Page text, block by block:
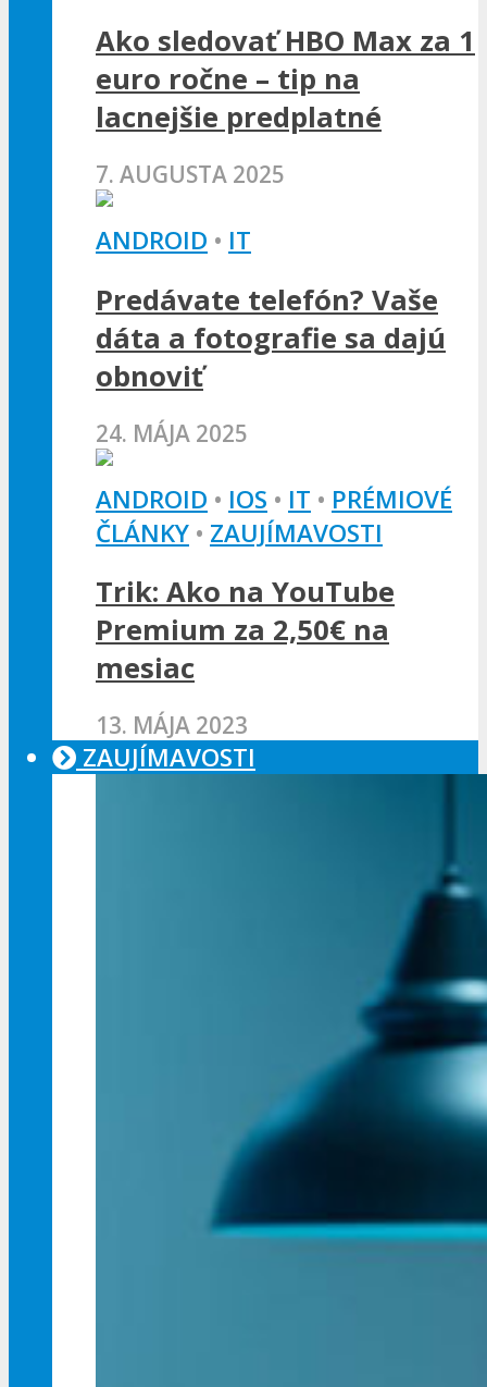
Ako sledovať HBO Max za 1
euro ročne – tip na
lacnejšie predplatné
7. AUGUSTA 2025
ANDROID • IT
Predávate telefón? Vaše
dáta a fotografie sa dajú
obnoviť
24. MÁJA 2025
ANDROID • IOS • IT • PRÉMIOVÉ
ČLÁNKY • ZAUJÍMAVOSTI
Trik: Ako na YouTube
Premium za 2,50€ na
mesiac
13. MÁJA 2023
ZAUJÍMAVOSTI